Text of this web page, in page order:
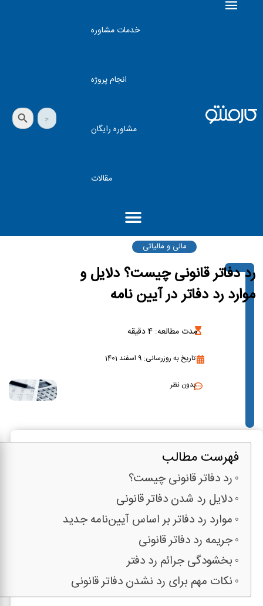
خدمات مشاوره
انجام پروژه
مشاوره رایگان
مقالات
جستجو
برای:
دکمه جستجو
مالی و مالیاتی
رد دفاتر قانونی چیست؟ دلایل و
موارد رد دفاتر در آیین نامه
مدت مطالعه: 4دقیقه
تاریخ به روزرسانی: 9 اسفند 1401
بدون نظر
فهرست مطالب
رد دفاتر قانونی چیست؟
دلایل رد شدن دفاتر قانونی
موارد رد دفاتر بر اساس آیین‌نامه جدید
جریمه رد دفاتر قانونی
بخشودگی جرائم رد دفتر
نکات مهم برای رد نشدن دفاتر قانونی